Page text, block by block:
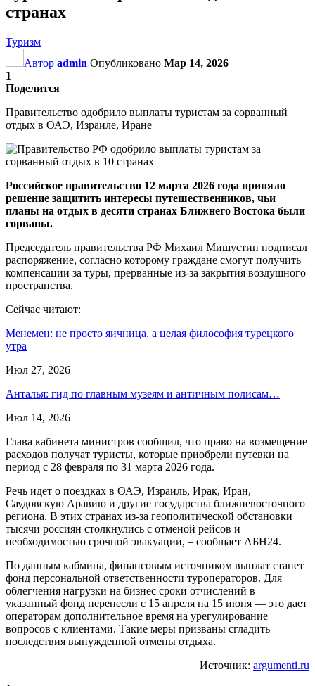
странах
Туризм
Автор admin Опубликовано Мар 14, 2026
1
Поделится
Правительство одобрило выплаты туристам за сорванный
отдых в ОАЭ, Израиле, Иране
Российское правительство 12 марта 2026 года приняло
решение защитить интересы путешественников, чьи
планы на отдых в десяти странах Ближнего Востока были
сорваны.
Председатель правительства РФ Михаил Мишустин подписал
распоряжение, согласно которому граждане смогут получить
компенсации за туры, прерванные из-за закрытия воздушного
пространства.
Сейчас читают:
Менемен: не просто яичница, а целая философия турецкого
утра
Июл 27, 2026
Анталья: гид по главным музеям и античным полисам…
Июл 14, 2026
Глава кабинета министров сообщил, что право на возмещение
расходов получат туристы, которые приобрели путевки на
период с 28 февраля по 31 марта 2026 года.
Речь идет о поездках в ОАЭ, Израиль, Ирак, Иран,
Саудовскую Аравию и другие государства ближневосточного
региона. В этих странах из-за геополитической обстановки
тысячи россиян столкнулись с отменой рейсов и
необходимостью срочной эвакуации, – сообщает АБН24.
По данным кабмина, финансовым источником выплат станет
фонд персональной ответственности туроператоров. Для
облегчения нагрузки на бизнес сроки отчислений в
указанный фонд перенесли с 15 апреля на 15 июня — это дает
операторам дополнительное время на урегулирование
вопросов с клиентами. Такие меры призваны сгладить
последствия вынужденной отмены отдыха.
Источник: argumenti.ru